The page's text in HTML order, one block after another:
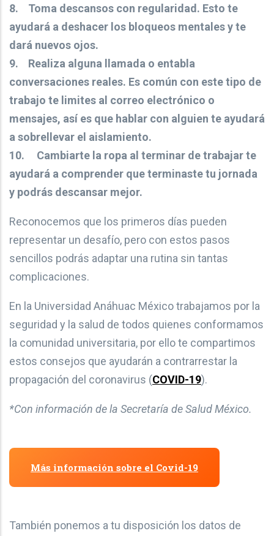
8. Toma descansos con regularidad. Esto te
ayudará a deshacer los bloqueos mentales y te
dará nuevos ojos.
9. Realiza alguna llamada o entabla
conversaciones reales. Es común con este tipo de
trabajo te limites al correo electrónico o
mensajes, así es que hablar con alguien te ayudará
a sobrellevar el aislamiento.
10. Cambiarte la ropa al terminar de trabajar te
ayudará a comprender que terminaste tu jornada
y podrás descansar mejor.
Reconocemos que los primeros días pueden
representar un desafío, pero con estos pasos
sencillos podrás adaptar una rutina sin tantas
complicaciones.
En la Universidad Anáhuac México trabajamos por la
seguridad y la salud de todos quienes conformamos
la comunidad universitaria, por ello te compartimos
estos consejos que ayudarán a contrarrestar la
propagación del coronavirus (COVID-19).
*Con información de la Secretaría de Salud México.
Más información sobre el Covid-19
También ponemos a tu disposición los datos de